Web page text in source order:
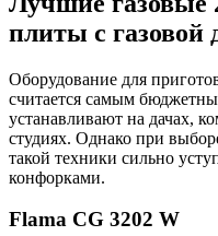
плиты с газовой
Оборудование для
считается самым
устанавливают на дачах,
студиях. Однако при
такой техники сильно
конфорками.
Flama CG 3202 W